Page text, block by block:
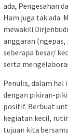
ada, Pengesahan
Ham juga tak ada.
mewakili
anggaran
seberapa besar/
serta
Penulis, dalam
dengan pikiran-
positif. Berbuat
kegiatan kecil,
tujuan kita